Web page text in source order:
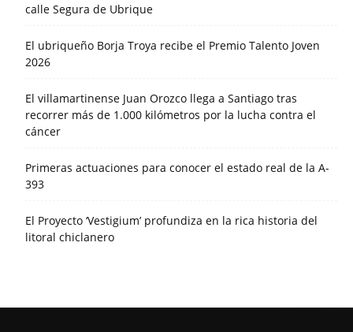
calle Segura de Ubrique
El ubriqueño Borja Troya recibe el Premio Talento Joven
2026
El villamartinense Juan Orozco llega a Santiago tras
recorrer más de 1.000 kilómetros por la lucha contra el
cáncer
Primeras actuaciones para conocer el estado real de la A-
393
El Proyecto ‘Vestigium’ profundiza en la rica historia del
litoral chiclanero